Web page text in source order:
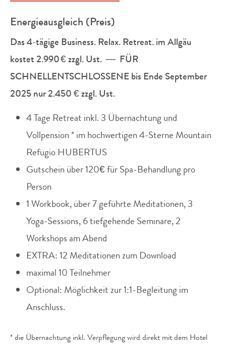
Energieausgleich (Preis)
Das 4-tägige Business. Relax. Retreat. im Allgäu
kostet 2.990 € zzgl. Ust. — FÜR
SCHNELLENTSCHLOSSENE bis Ende September
2025 nur 2.450 € zzgl. Ust.
4 Tage Retreat inkl. 3 Übernachtung und
Vollpension * im hochwertigen 4-Sterne Mountain
Refugio HUBERTUS
Gutschein über 120€ für Spa-Behandlung pro
Person
1 Workbook, über 7 geführte Meditationen, 3
Yoga-Sessions, 6 tiefgehende Seminare, 2
Workshops am Abend
EXTRA: 12 Meditationen zum Download
maximal 10 Teilnehmer
Optional: Möglichkeit zur 1:1-Begleitung im
Anschluss.
* die Übernachtung inkl. Verpflegung wird direkt mit dem Hotel